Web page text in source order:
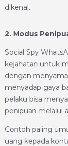
dikenal.
2. Modus
Social Spy
kejahatan untuk
dengan
menyadap gaya
pelaku bisa
penipuan melalui
Contoh paling
uang kepada